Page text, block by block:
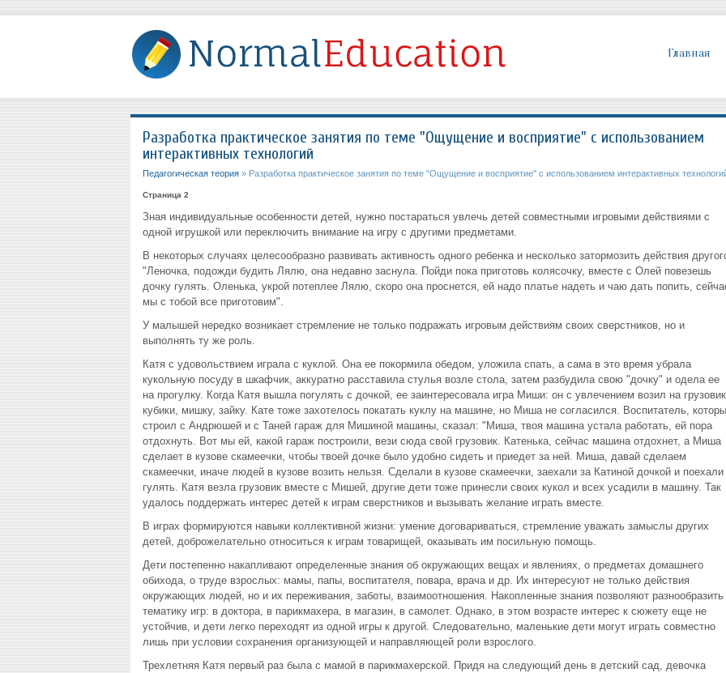
Главная
Разработка практическое занятия по теме "Ощущение и восприятие" с использованием
интерактивных технологий
Педагогическая теория» Разработка практическое занятия по теме "Ощущение и восприятие" с использованием интерактивных
Страница 2
Зная индивидуальные особенности детей, нужно постараться увлечь детей совместными игровыми действиями с
одной игрушкой или переключить внимание на игру с другими предметами.
В некоторых случаях целесообразно развивать активность одного ребенка и несколько затормозить действия
"Леночка, подожди будить Лялю, она недавно заснула. Пойди пока приготовь колясочку, вместе с Олей повезешь
дочку гулять. Оленька, укрой потеплее Лялю, скоро она проснется, ей надо платье надеть и чаю дать попить,
мы с тобой все приготовим".
У малышей нередко возникает стремление не только подражать игровым действиям своих сверстников, но и
выполнять ту же роль.
Катя с удовольствием играла с куклой. Она ее покормила обедом, уложила спать, а сама в это время убрала
кукольную посуду в шкафчик, аккуратно расставила стулья возле стола, затем разбудила свою "дочку" и одела ее
на прогулку. Когда Катя вышла погулять с дочкой, ее заинтересовала игра Миши: он с увлечением возил на
кубики, мишку, зайку. Кате тоже захотелось покатать куклу на машине, но Миша не согласился. Воспитатель,
строил с Андрюшей и с Таней гараж для Мишиной машины, сказал: "Миша, твоя машина устала работать, ей пора
отдохнуть. Вот мы ей, какой гараж построили, вези сюда свой грузовик. Катенька, сейчас машина отдохнет, а Миша
сделает в кузове скамеечки, чтобы твоей дочке было удобно сидеть и приедет за ней. Миша, давай сделаем
скамеечки, иначе людей в кузове возить нельзя. Сделали в кузове скамеечки, заехали за Катиной дочкой и поехали
гулять. Катя везла грузовик вместе с Мишей, другие дети тоже принесли своих кукол и всех усадили в машину. Так
удалось поддержать интерес детей к играм сверстников и вызывать желание играть вместе.
В играх формируются навыки коллективной жизни: умение договариваться, стремление уважать замыслы других
детей, доброжелательно относиться к играм товарищей, оказывать им посильную помощь.
Дети постепенно накапливают определенные знания об окружающих вещах и явлениях, о предметах домашнего
обихода, о труде взрослых: мамы, папы, воспитателя, повара, врача и др. Их интересуют не только действия
окружающих людей, но и их переживания, заботы, взаимоотношения. Накопленные знания позволяют разнообразить
тематику игр: в доктора, в парикмахера, в магазин, в самолет. Однако, в этом возрасте интерес к сюжету еще не
устойчив, и дети легко переходят из одной игры к другой. Следовательно, маленькие дети могут играть совместно
лишь при условии сохранения организующей и направляющей роли взрослого.
Трехлетняя Катя первый раз была с мамой в парикмахерской. Придя на следующий день в детский сад, девочка